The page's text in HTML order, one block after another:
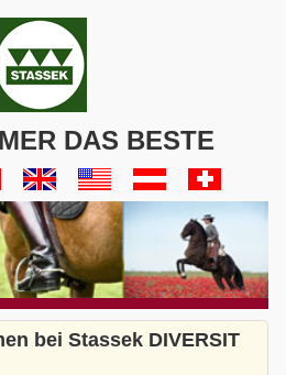
DAS BESTE
bei Stassek DIVERSIT